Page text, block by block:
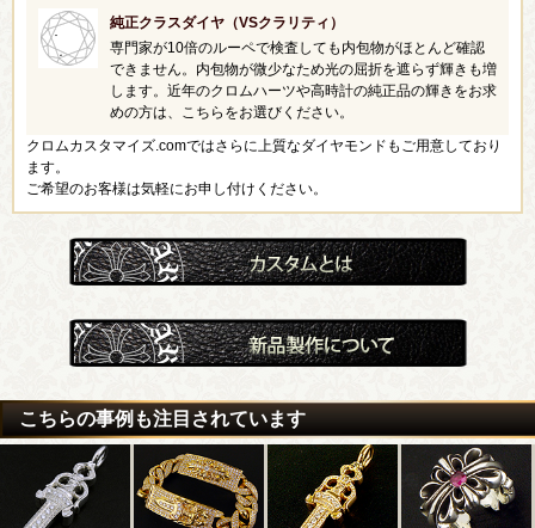
純正クラスダイヤ（VSクラリティ）
専門家が10倍のルーペで検査しても内包物がほとんど確認
できません。内包物が微少なため光の屈折を遮らず輝きも増
します。近年のクロムハーツや高時計の純正品の輝きをお求
めの方は、こちらをお選びください。
クロムカスタマイズ.comではさらに上質なダイヤモンドもご用意しており
ます。
ご希望のお客様は気軽にお申し付けください。
こちらの事例も注目されています